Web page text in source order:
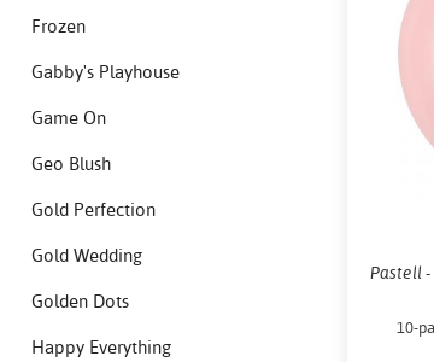
Frozen
Gabby's Playhouse
Game On
Geo Blush
Gold Perfection
Gold Wedding
Golden Dots
Happy Everything
Pastell -
10-